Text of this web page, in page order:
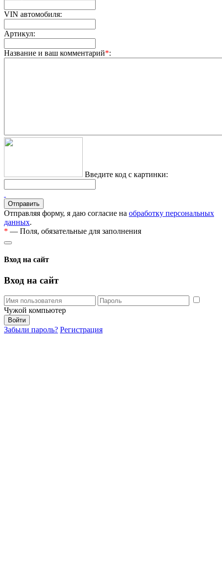
VIN автомобиля:
Артикул:
Название и ваш комментарий*:
Введите код с картинки:
Отправляя форму, я даю согласие на обработку персональных
данных.
* — Поля, обязательные для заполнения
Вход на сайт
Вход на сайт
Чужой компьютер
Забыли пароль? Регистрация